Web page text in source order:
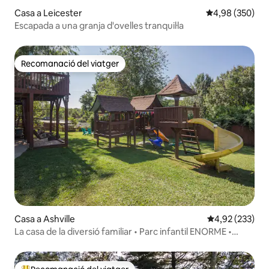
Casa a Leicester 4,98 de
4,98 (350)
Escapada a una granja d'ovelles tranquil·la
Recomanació del viatger
Recomanació del viatger
Casa a Ashville 4,92 de
4,92 (233)
La casa de la diversió familiar • Parc infantil ENORME •